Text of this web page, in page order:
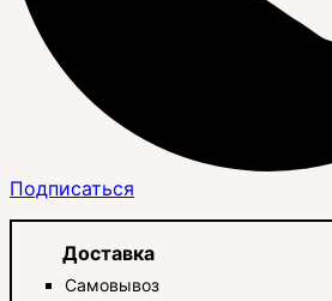
Подписаться
Доставка
Самовывоз